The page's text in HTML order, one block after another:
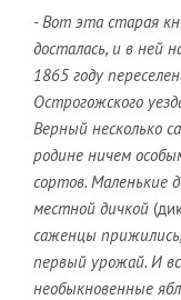
- Вот эта старая
досталась, и в ней
1865 году
Острогожского
Верный несколько
родине ничем
сортов. Маленькие
местной дичкой
саженцы
первый урожай. И
необыкновенные